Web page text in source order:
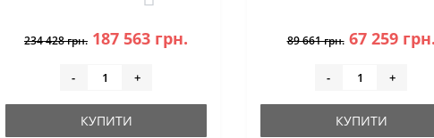
234 428 грн. 187 563 грн.
- +
КУПИТИ
89 661 грн. 67 259 грн.
- +
КУПИТИ